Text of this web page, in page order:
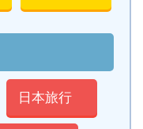
日本旅行